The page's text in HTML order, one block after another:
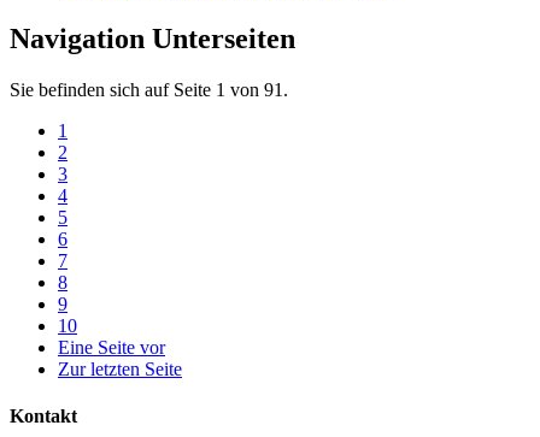
Navigation Unterseiten
Sie befinden sich auf Seite 1 von 91.
1
2
3
4
5
6
7
8
9
10
Eine Seite vor
Zur letzten Seite
Kontakt